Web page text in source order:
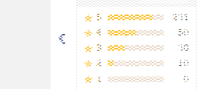
dL）＋
慢性腎
血症を
ン値を